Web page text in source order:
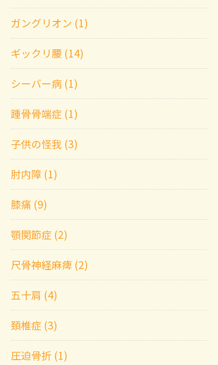
ガングリオン (1)
ギックリ腰 (14)
シーバー病 (1)
踵骨骨端症 (1)
子供の怪我 (3)
肘内障 (1)
膝痛 (9)
顎関節症 (2)
尺骨神経麻痺 (2)
五十肩 (4)
頚椎症 (3)
圧迫骨折 (1)